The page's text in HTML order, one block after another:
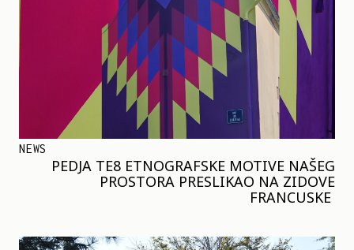
NEWS
PEDJA TE8 ETNOGRAFSKE MOTIVE NAŠEG
PROSTORA PRESLIKAO NA ZIDOVE
FRANCUSKE